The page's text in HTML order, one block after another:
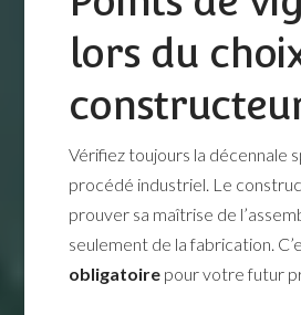
lors du
Vérifiez toujours la décennale
procédé industriel. Le
prouver sa maîtrise de
seulement de la fabrication.
obligatoire pour votre futur